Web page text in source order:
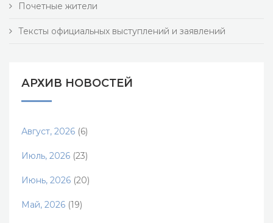
Почетные жители
Тексты официальных выступлений и заявлений
АРХИВ НОВОСТЕЙ
Август, 2026 (6)
Июль, 2026 (23)
Июнь, 2026 (20)
Май, 2026 (19)